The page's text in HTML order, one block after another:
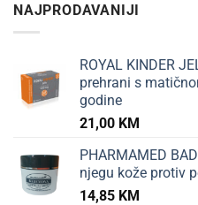
NAJPRODAVANIJI
ROYAL KINDER
prehrani s
godine
21,00 KM
PHARMAMED
njegu kože protiv
14,85 KM